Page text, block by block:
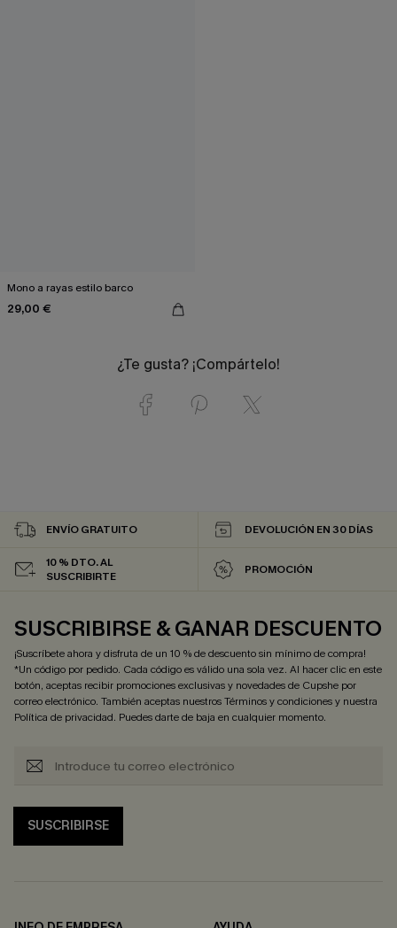
Mono a rayas estilo barco
29,00 €
¿Te gusta? ¡Compártelo!
ENVÍO GRATUITO DEVOLUCIÓN EN 30 DÍAS
10 % DTO. AL
SUSCRIBIRTE
PROMOCIÓN
SUSCRIBIRSE & GANAR DESCUENTO
¡Suscríbete ahora y disfruta de un 10 % de descuento sin mínimo de compra!
*Un código por pedido. Cada código es válido una sola vez. Al hacer clic en este
botón, aceptas recibir promociones exclusivas y novedades de Cupshe por
correo electrónico. También aceptas nuestrosTérminos y condicionesy nuestra
Política de privacidad. Puedes darte de baja en cualquier momento.
SUSCRIBIRSE